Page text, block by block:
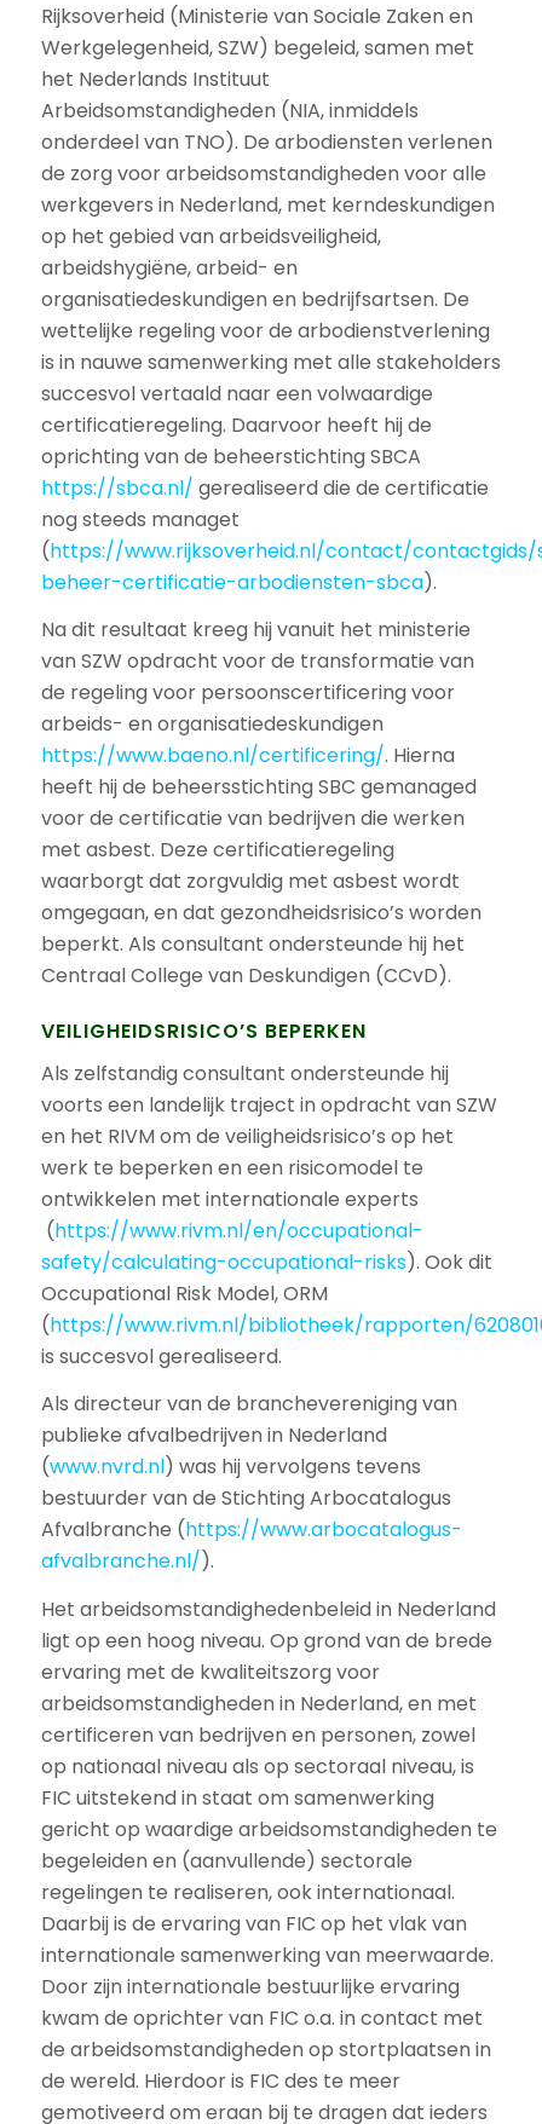
Rijksoverheid (Ministerie van Sociale Zaken en
Werkgelegenheid, SZW) begeleid, samen met
het Nederlands Instituut
Arbeidsomstandigheden (NIA, inmiddels
onderdeel van TNO). De arbodiensten verlenen
de zorg voor arbeidsomstandigheden voor alle
werkgevers in Nederland, met kerndeskundigen
op het gebied van arbeidsveiligheid,
arbeidshygiëne, arbeid- en
organisatiedeskundigen en bedrijfsartsen. De
wettelijke regeling voor de arbodienstverlening
is in nauwe samenwerking met alle stakeholders
succesvol vertaald naar een volwaardige
certificatieregeling. Daarvoor heeft hij de
oprichting van de beheerstichting SBCA
https://sbca.nl/ gerealiseerd die de certificatie
nog steeds managet
(https://www.rijksoverheid.nl/contact/
beheer-certificatie-arbodiensten-sbca).
Na dit resultaat kreeg hij vanuit het ministerie
van SZW opdracht voor de transformatie van
de regeling voor persoonscertificering voor
arbeids- en organisatiedeskundigen
https://www.baeno.nl/certificering/. Hierna
heeft hij de beheersstichting SBC gemanaged
voor de certificatie van bedrijven die werken
met asbest. Deze certificatieregeling
waarborgt dat zorgvuldig met asbest wordt
omgegaan, en dat gezondheidsrisico’s worden
beperkt. Als consultant ondersteunde hij het
Centraal College van Deskundigen (CCvD).
VEILIGHEIDSRISICO’S BEPERKEN
Als zelfstandig consultant ondersteunde hij
voorts een landelijk traject in opdracht van SZW
en het RIVM om de veiligheidsrisico’s op het
werk te beperken en een risicomodel te
ontwikkelen met internationale experts
(https://www.rivm.nl/en/occupational-
safety/calculating-occupational-risks). Ook dit
Occupational Risk Model, ORM
(https://www.rivm.nl/bibliotheek/rapporten/
is succesvol gerealiseerd.
Als directeur van de branchevereniging van
publieke afvalbedrijven in Nederland
(www.nvrd.nl) was hij vervolgens tevens
bestuurder van de Stichting Arbocatalogus
Afvalbranche (https://www.arbocatalogus-
afvalbranche.nl/).
Het arbeidsomstandighedenbeleid in Nederland
ligt op een hoog niveau. Op grond van de brede
ervaring met de kwaliteitszorg voor
arbeidsomstandigheden in Nederland, en met
certificeren van bedrijven en personen, zowel
op nationaal niveau als op sectoraal niveau, is
FIC uitstekend in staat om samenwerking
gericht op waardige arbeidsomstandigheden te
begeleiden en (aanvullende) sectorale
regelingen te realiseren, ook internationaal.
Daarbij is de ervaring van FIC op het vlak van
internationale samenwerking van meerwaarde.
Door zijn internationale bestuurlijke ervaring
kwam de oprichter van FIC o.a. in contact met
de arbeidsomstandigheden op stortplaatsen in
de wereld. Hierdoor is FIC des te meer
gemotiveerd om eraan bij te dragen dat ieders